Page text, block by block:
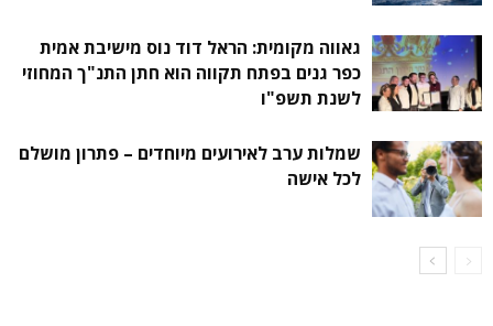
גאווה מקומית: הראל דוד נוס מישיבת אמית
כפר גנים בפתח תקווה הוא חתן התנ"ך המחוזי
לשנת תשפ"ו
שמלות ערב לאירועים מיוחדים – פתרון מושלם
לכל אישה